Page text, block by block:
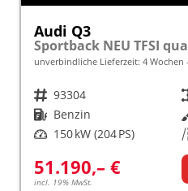
Audi Q3
unverbindliche Lieferzeit: 4 Wochen
Fahrzeugnr. 93304
Kraftstoff Benzin
Leistung 150 kW (204 PS)
51.190,– €
incl. 19% MwSt.